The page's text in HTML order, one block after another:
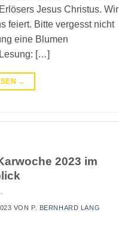
Jesus Christus. Wir
feiert. Bitte vergesst nicht
eine Blumen
[…]
→
2023 im
VON P. BERNHARD LANG